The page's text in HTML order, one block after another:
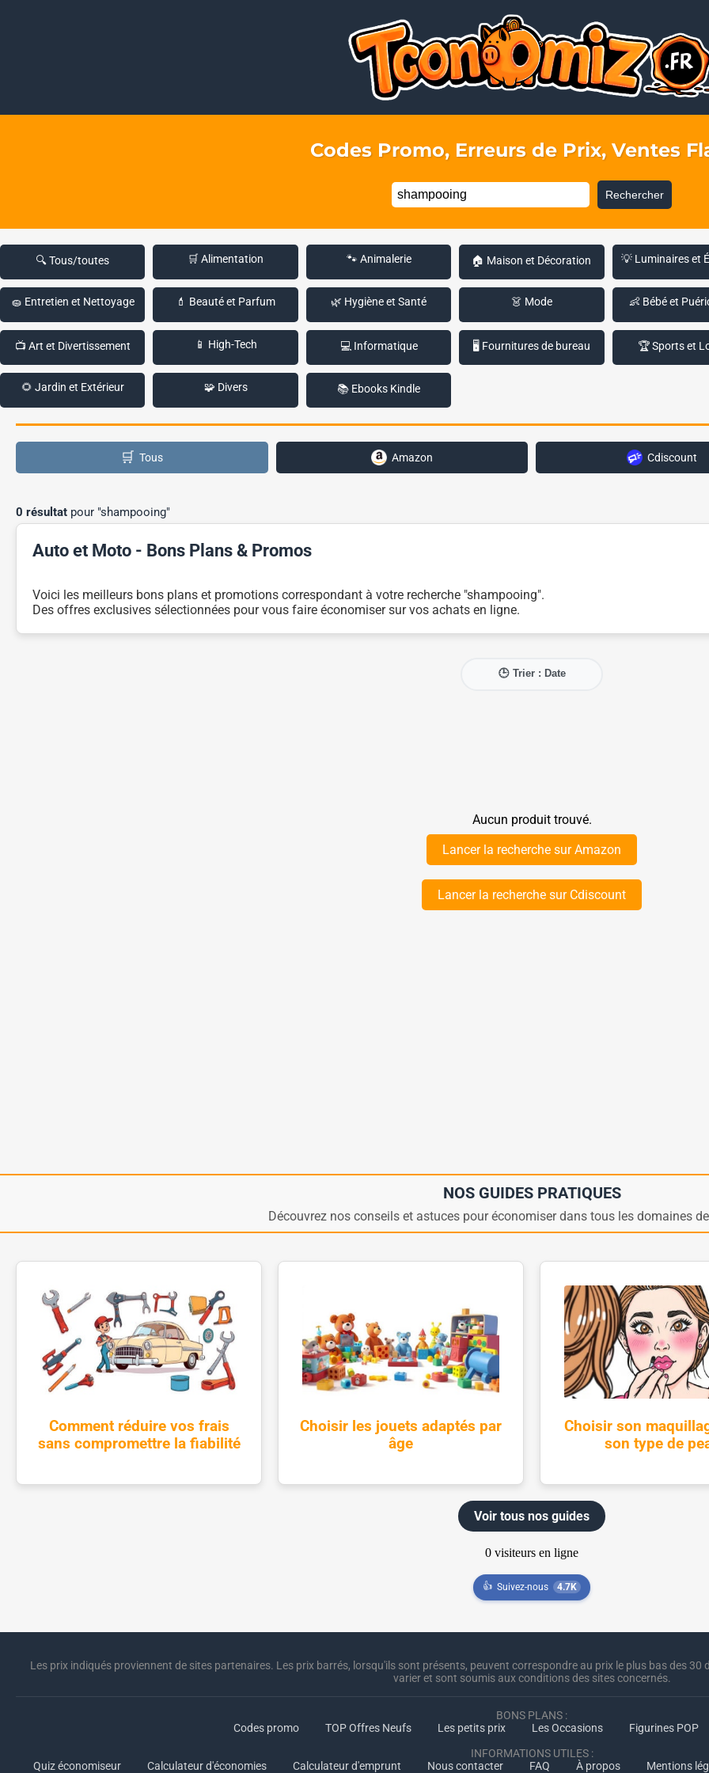
Codes Promo, Erreurs de Prix, Ventes
Rechercher
🔍 Tous/toutes 🛒 Alimentation 🐾 Animalerie 🏠 Maison et Décoration 💡 Luminaires et
🧽 Entretien et Nettoyage 💄 Beauté et Parfum 🌿 Hygiène et Santé 👗 Mode 👶 Bébé et
📺 Art et Divertissement 📱 High-Tech 💻 Informatique 🖥️ Fournitures de bureau 🏆 Sports et
🌻 Jardin et Extérieur 🧩 Divers 📚 Ebooks Kindle
🛒 Tous Amazon Cdiscount
0 résultat pour "shampooing"
Auto et Moto - Bons Plans & Promos
Voici les meilleurs bons plans et promotions correspondant à votre recherche "shampooing".
Des offres exclusives sélectionnées pour vous faire économiser sur vos achats en ligne.
🕒 Trier : Date
Aucun produit trouvé.
Lancer la recherche sur Amazon
Lancer la recherche sur Cdiscount
NOS GUIDES PRATIQUES
Découvrez nos conseils et astuces pour économiser dans tous les domaines
Comment réduire vos frais
sans compromettre la fiabilité
Choisir les jouets adaptés par
âge
Choisir son
son type de
Voir tous nos guides
👍 Suivez-nous 4.7K
Les prix indiqués proviennent de sites partenaires. Les prix barrés, lorsqu'ils sont présents, peuvent correspondre au prix le plus bas des
varier et sont soumis aux conditions des sites concernés.
BONS PLANS :
Codes promo
TOP Offres Neufs Les petits prix Les Occasions Figurines POP
INFORMATIONS UTILES :
Quiz économiseur
Calculateur d'économies Calculateur d'emprunt Nous contacter FAQ À propos Mentions